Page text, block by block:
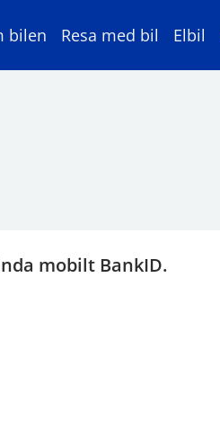
bilen Resa med bil Elbil
mobilt BankID.